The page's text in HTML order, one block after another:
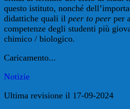
questo istituto, nonché
didattiche quali il peer to peer per
competenze degli studenti più
chimico / biologico.
Caricamento...
Notizie
Ultima revisione il 17-09-2024